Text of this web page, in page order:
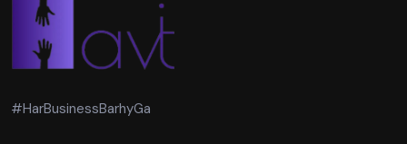
#HarBusinessBarhyGa